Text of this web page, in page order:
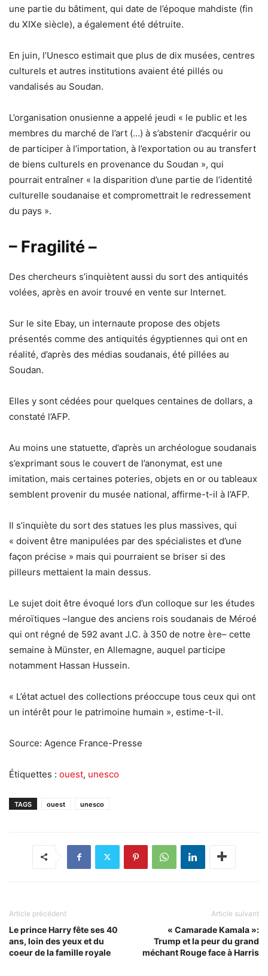
une partie du bâtiment, qui date de l’époque mahdiste (fin
du XIXe siècle), a également été détruite.
En juin, l’Unesco estimait que plus de dix musées, centres
culturels et autres institutions avaient été pillés ou
vandalisés au Soudan.
L’organisation onusienne a appelé jeudi « le public et les
membres du marché de l’art (…) à s’abstenir d’acquérir ou
de participer à l’importation, à l’exportation ou au transfert
de biens culturels en provenance du Soudan », qui
pourrait entraîner « la disparition d’une partie de l’identité
culturelle soudanaise et compromettrait le redressement
du pays ».
– Fragilité –
Des chercheurs s’inquiètent aussi du sort des antiquités
volées, après en avoir trouvé en vente sur Internet.
Sur le site Ebay, un internaute propose des objets
présentés comme des antiquités égyptiennes qui ont en
réalité, d’après des médias soudanais, été pillées au
Soudan.
Elles y sont cédées pour quelques centaines de dollars, a
constaté l’AFP.
Au moins une statuette, d’après un archéologue soudanais
s’exprimant sous le couvert de l’anonymat, est une
imitation, mais certaines poteries, objets en or ou tableaux
semblent provenir du musée national, affirme-t-il à l’AFP.
Il s’inquiète du sort des statues les plus massives, qui
« doivent être manipulées par des spécialistes et d’une
façon précise » mais qui pourraient se briser si des
pilleurs mettaient la main dessus.
Le sujet doit être évoqué lors d’un colloque sur les études
méroïtiques –langue des anciens rois soudanais de Méroé
qui ont régné de 592 avant J.C. à 350 de notre ère– cette
semaine à Münster, en Allemagne, auquel participe
notamment Hassan Hussein.
« L’état actuel des collections préoccupe tous ceux qui ont
un intérêt pour le patrimoine humain », estime-t-il.
Source: Agence France-Presse
Étiquettes : ouest, unesco
TAGS ouest unesco
Article précédent
Le prince Harry fête ses 40
ans, loin des yeux et du
coeur de la famille royale
Article suivant
« Camarade Kamala »:
Trump et la peur du grand
méchant Rouge face à Harris